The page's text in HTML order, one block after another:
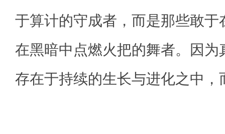
于算计的守成者，而是那些敢于
在黑暗中点燃火把的舞者。因为
存在于持续的生长与进化之中，